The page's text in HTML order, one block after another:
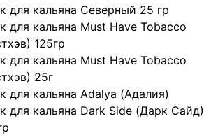
для кальяна Северный 25 гр
для кальяна Must Have Tobacco
125гр
для кальяна Must Have Tobacco
25г
для кальяна Adalya (Адалия)
для кальяна Dark Side (Дарк Сайд)